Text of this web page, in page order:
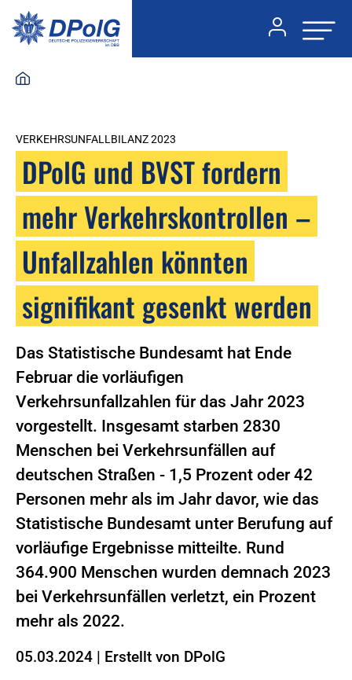
VERKEHRSUNFALLBILANZ 2023
DPolG und BVST fordern
mehr Verkehrskontrollen –
Unfallzahlen könnten
signifikant gesenkt werden
Das Statistische Bundesamt hat Ende
Februar die vorläufigen
Verkehrsunfallzahlen für das Jahr 2023
vorgestellt. Insgesamt starben 2830
Menschen bei Verkehrsunfällen auf
deutschen Straßen - 1,5 Prozent oder 42
Personen mehr als im Jahr davor, wie das
Statistische Bundesamt unter Berufung auf
vorläufige Ergebnisse mitteilte. Rund
364.900 Menschen wurden demnach 2023
bei Verkehrsunfällen verletzt, ein Prozent
mehr als 2022.
05.03.2024 | Erstellt von DPolG